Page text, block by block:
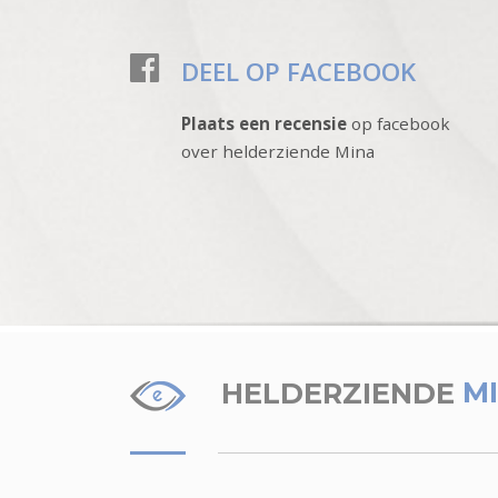
DEEL OP FACEBOOK
Plaats een recensie op facebook
over helderziende Mina
HELDERZIENDE